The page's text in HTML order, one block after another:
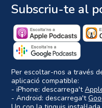
Subscriu-te al
Per escoltar-nos a través
aplicació compatible:
- iPhone: descarrega't
- Android: descarrega't